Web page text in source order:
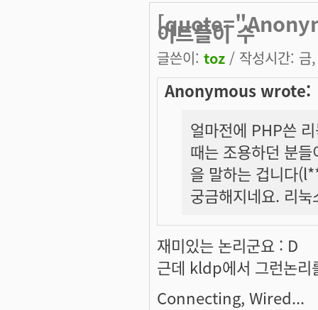
이트들이 수
글쓴이: toz / 작성시간:
Anonymous wrote:
얼마전에 PHP쓴
때는 조용하던 분
을 말하는 겁니다
궁금해지네요. 리
재미있는 논리군요 : D
근데 kldp에서 그런논리
Connecting, Wired...